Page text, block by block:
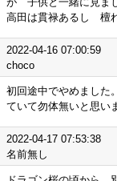
高田は貫禄あるし 檀
2022-04-16 07:00:59
choco
初回途中でやめました
ていて勿体無いと思い
2022-04-17 07:53:38
名前無し